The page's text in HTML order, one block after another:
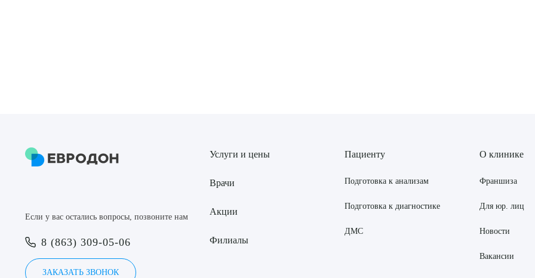
Если у вас остались вопросы, позвоните нам
8 (863) 309-05-06
ЗАКАЗАТЬ ЗВОНОК
Услуги и цены
Врачи
Акции
Филиалы
Пациенту
Подготовка к анализам
Подготовка к диагностике
ДМС
О клинике
Франшиза
Для юр. лиц
Новости
Вакансии